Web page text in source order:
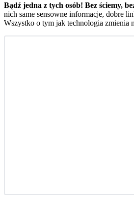
Bądź jedna z tych osób! Bez ściemy,
nich same sensowne informacje, dobre
Wszystko o tym jak technologia zmienia